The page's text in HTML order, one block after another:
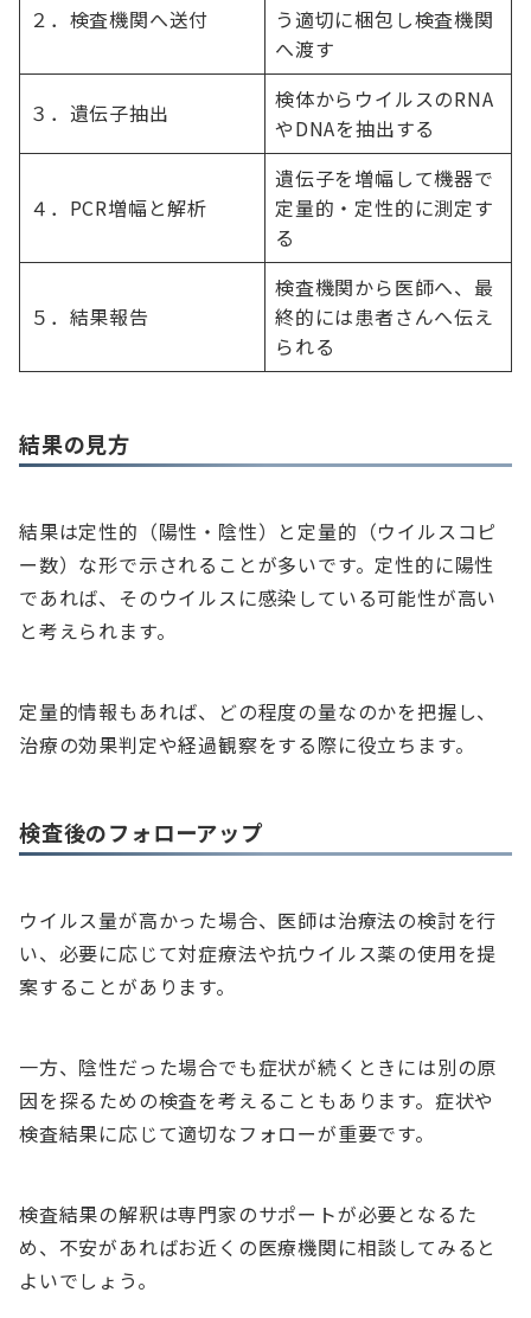
２．検査機関へ送付
う適切に梱包し検査機関
へ渡す
３．遺伝子抽出
検体からウイルスのRNA
やDNAを抽出する
４．PCR増幅と解析
遺伝子を増幅して機器で
定量的・定性的に測定す
る
５．結果報告
検査機関から医師へ、最
終的には患者さんへ伝え
られる
結果の見方
結果は定性的（陽性・陰性）と定量的（ウイルスコピ
ー数）な形で示されることが多いです。定性的に陽性
であれば、そのウイルスに感染している可能性が高い
と考えられます。
定量的情報もあれば、どの程度の量なのかを把握し、
治療の効果判定や経過観察をする際に役立ちます。
検査後のフォローアップ
ウイルス量が高かった場合、医師は治療法の検討を行
い、必要に応じて対症療法や抗ウイルス薬の使用を提
案することがあります。
一方、陰性だった場合でも症状が続くときには別の原
因を探るための検査を考えることもあります。症状や
検査結果に応じて適切なフォローが重要です。
検査結果の解釈は専門家のサポートが必要となるた
め、不安があればお近くの医療機関に相談してみると
よいでしょう。